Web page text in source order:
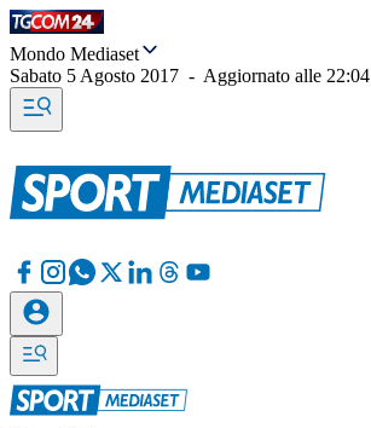
Mondo Mediaset
Sabato 5 Agosto 2017 - Aggiornato alle 22:04